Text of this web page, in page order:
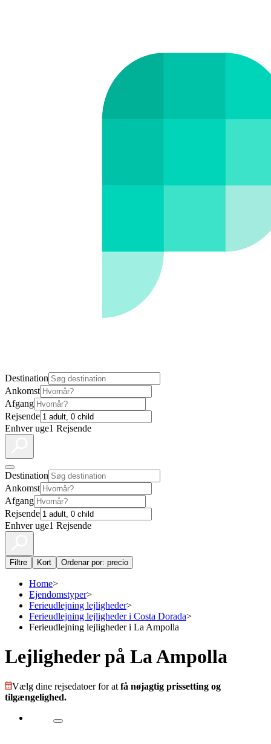
Destination
Ankomst
Afgang
Rejsende
Enhver uge1 Rejsende
Destination
Ankomst
Afgang
Rejsende
Enhver uge1 Rejsende
Filtre Kort Ordenar por: precio
Home>
Ejendomstyper>
Ferieudlejning lejligheder>
Ferieudlejning lejligheder i Costa Dorada>
Ferieudlejning lejligheder i La Ampolla
Lejligheder på La Ampolla
Vælg dine rejsedatoer for at få nøjagtig prissetting og
tilgængelighed.